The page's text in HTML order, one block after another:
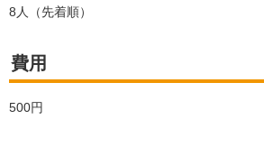
8人（先着順）
費用
500円